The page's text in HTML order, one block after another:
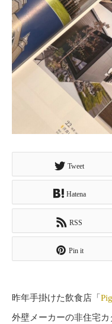
Tweet
Hatena
RSS
Pin it
昨年手掛けた飲食店「
外壁メーカーの非住宅カ